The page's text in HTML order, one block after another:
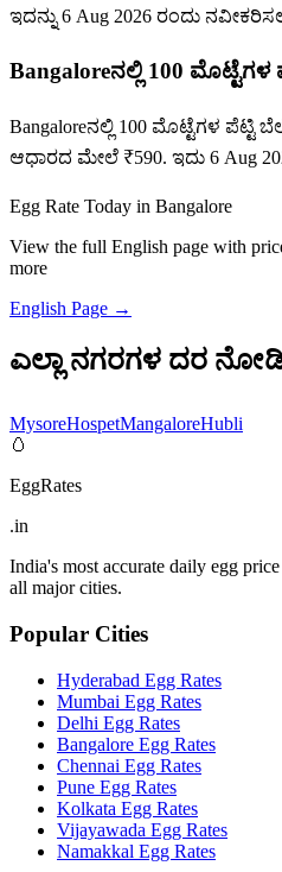
ಇದನ್ನು 6 Aug 2026 ರಂದು
Bangaloreನಲ್ಲಿ 100 ಮೊಟ್ಟೆಗಳ
Bangaloreನಲ್ಲಿ 100 ಮೊಟ್ಟೆಗಳ ಪೆಟ್ಟಿ
ಆಧಾರದ ಮೇಲೆ ₹590. ಇದು 6 Aug
Egg Rate Today in Bangalore
View the full English page with
more
English Page →
ಎಲ್ಲಾ ನಗರಗಳ ದರ
MysoreHospetMangaloreHubli
🥚
EggRates
.in
India's most accurate daily egg
all major cities.
Popular Cities
Hyderabad Egg Rates
Mumbai Egg Rates
Delhi Egg Rates
Bangalore Egg Rates
Chennai Egg Rates
Pune Egg Rates
Kolkata Egg Rates
Vijayawada Egg Rates
Namakkal Egg Rates